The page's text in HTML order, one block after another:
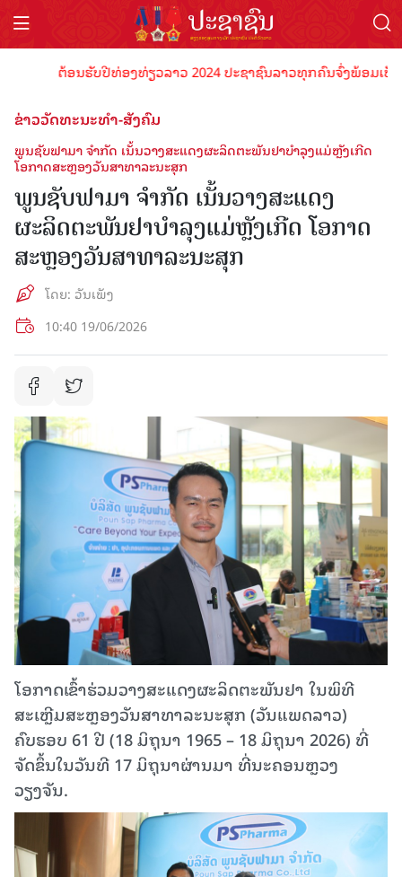
ຕ້ອນຮັບປີທ່ອງທ່ຽວລາວ 2024 ປະຊາຊົນລາວທຸກຄົນຈົ່ງພ້ອມເປັນເ
ຂ່າວວັດທະນະທຳ-ສັງຄົມ
ພູນຊັບຟາມາ ຈຳກັດ ເນັ້ນວາງສະແດງຜະລິດຕະພັນຢາບໍາລຸງແມ່ຫຼັງເກີດ
ໂອກາດສະຫຼອງວັນສາທາລະນະສຸກ
ພູນຊັບຟາມາ ຈຳກັດ ເນັ້ນວາງສະແດງ
ຜະລິດຕະພັນຢາບໍາລຸງແມ່ຫຼັງເກີດ ໂອກາດ
ສະຫຼອງວັນສາທາລະນະສຸກ
ໂດຍ: ວັນເພັງ
10:40 19/06/2026
ໂອກາດເຂົ້າຮ່ວມວາງສະແດງຜະລິດຕະພັນຢາ ໃນພິທີ
ສະເຫຼີມສະຫຼອງວັນສາທາລະນະສຸກ (ວັນແພດລາວ)
ຄົບຮອບ 61 ປີ (18 ມິຖຸນາ 1965 – 18 ມິຖຸນາ 2026) ທີ່
ຈັດຂຶ້ນໃນວັນທີ 17 ມິຖຸນາຜ່ານມາ ທີ່ນະຄອນຫຼວງ
ວຽງຈັນ.